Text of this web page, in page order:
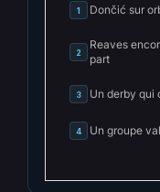
1 Dončić sur
2
Reaves
part
3 Un derby qui
4 Un groupe